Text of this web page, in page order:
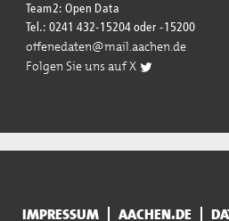
Team2: Open Data
Tel.: 0241 432-15204 oder -15200
offenedaten@mail.aachen.de
Folgen Sie uns auf X
IMPRESSUM AACHEN.DE